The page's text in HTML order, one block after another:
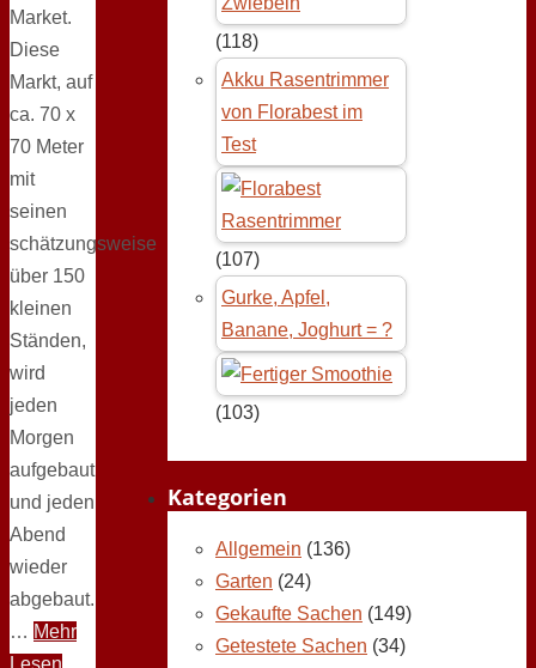
Market.
Diese
Markt, auf
ca. 70 x
70 Meter
mit
seinen
schätzungsweise
über 150
kleinen
Ständen,
wird
jeden
Morgen
aufgebaut
und jeden
Abend
wieder
abgebaut.
… Mehr
Lesen
(118)
Akku Rasentrimmer
von Florabest im
Test
(107)
Gurke, Apfel,
Banane, Joghurt = ?
(103)
Kategorien
Allgemein (136)
Garten (24)
Gekaufte Sachen (149)
Getestete Sachen (34)